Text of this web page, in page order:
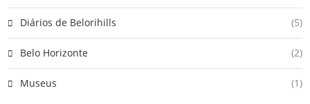
Diários de Belorihills (5)
Belo Horizonte (2)
Museus (1)